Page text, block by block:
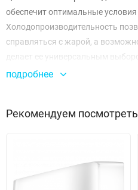
обеспечит оптимальные условия
Холодопроизводительность
справляться с жарой, а
делает ее универсальным
условий.
класс A как для охлаждения,
особенно важно при длительном
подробнее
Рекомендуем посмотреть